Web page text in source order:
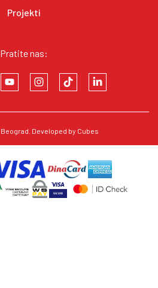
Projekti
Pratite nas:
, Beograd. Developed by Cubes